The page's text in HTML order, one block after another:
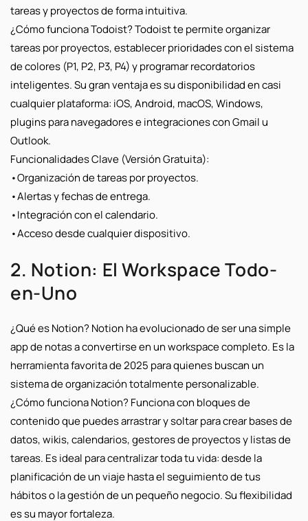
tareas y proyectos de forma intuitiva.
¿Cómo funciona Todoist?Todoist te permite organizar
tareas por proyectos, establecer prioridades con el sistema
de colores (P1, P2, P3, P4) y programar recordatorios
inteligentes. Su gran ventaja es su disponibilidad en casi
cualquier plataforma: iOS, Android, macOS, Windows,
plugins para navegadores e integraciones con Gmail u
Outlook.
Funcionalidades Clave (Versión Gratuita):
•Organización de tareas por proyectos.
•Alertas y fechas de entrega.
•Integración con el calendario.
•Acceso desde cualquier dispositivo.
2. Notion: El Workspace Todo-
en-Uno
¿Qué es Notion? Notion ha evolucionado de ser una simple
app de notas a convertirse en unworkspacecompleto. Es la
herramienta favorita de 2025 para quienes buscan un
sistema de organización totalmente personalizable.
¿Cómo funciona Notion? Funciona con bloques de
contenido que puedes arrastrar y soltar para crear bases de
datos, wikis, calendarios, gestores de proyectos y listas de
tareas. Es ideal para centralizar toda tu vida: desde la
planificación de un viaje hasta el seguimiento de tus
hábitos o la gestión de un pequeño negocio. Su flexibilidad
es su mayor fortaleza.